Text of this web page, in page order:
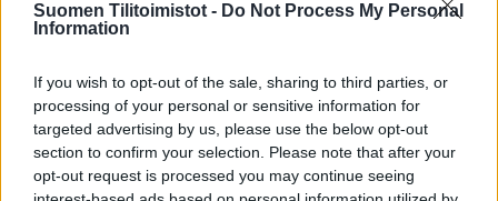
Suomen Tilitoimistot - Do Not Process My Personal
Information
If you wish to opt-out of the sale, sharing to third parties, or
processing of your personal or sensitive information for
targeted advertising by us, please use the below opt-out
section to confirm your selection. Please note that after your
opt-out request is processed you may continue seeing
Englanti
Yhtiökoko
Keskikokoiset